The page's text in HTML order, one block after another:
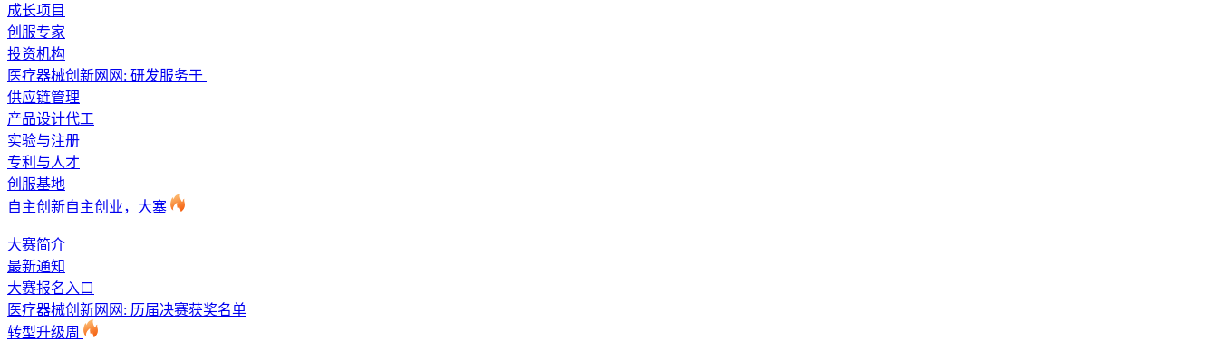
成长项目
创服专家
投资机构
医疗器械创新网网: 研发服务于
供应链管理
产品设计代工
实验与注册
专利与人才
创服基地
自主创新自主创业，大塞
大赛简介
最新通知
大赛报名入口
医疗器械创新网网: 历届决赛获奖名单
转型升级周